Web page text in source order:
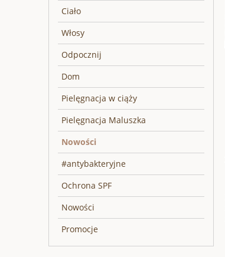
Ciało
Włosy
Odpocznij
Dom
Pielęgnacja w ciąży
Pielęgnacja Maluszka
Nowości
#antybakteryjne
Ochrona SPF
Nowości
Promocje